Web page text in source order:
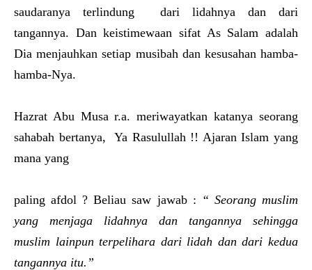
saudaranya terlindung dari lidahnya dan dari
tangannya. Dan keistimewaan sifat As Salam adalah
Dia menjauhkan setiap musibah dan kesusahan hamba-
hamba-Nya.
Hazrat Abu Musa r.a. meriwayatkan katanya seorang
sahabah bertanya, Ya Rasulullah !! Ajaran Islam yang
mana yang
paling afdol ? Beliau saw jawab : “ Seorang muslim
yang menjaga lidahnya dan tangannya sehingga
muslim lainpun terpelihara dari lidah dan dari kedua
tangannya itu.”